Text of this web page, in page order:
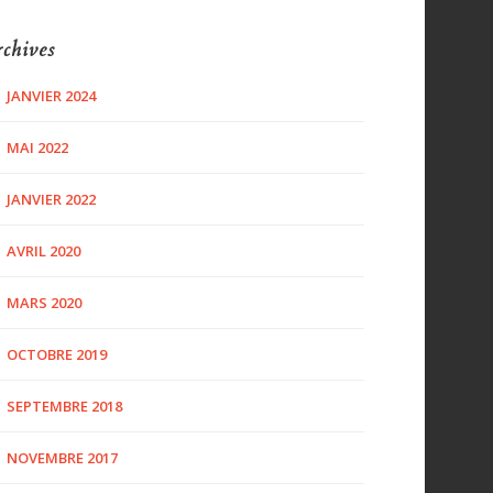
JANVIER 2024
MAI 2022
JANVIER 2022
AVRIL 2020
MARS 2020
OCTOBRE 2019
SEPTEMBRE 2018
NOVEMBRE 2017